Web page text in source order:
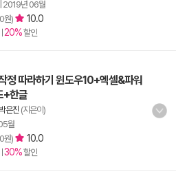
2019년 06월
원) 10.0
20%할인
정 따라하기 윈도우10+엑셀&파워
+한글
박은진 (지은이)
월
원) 10.0
30%할인